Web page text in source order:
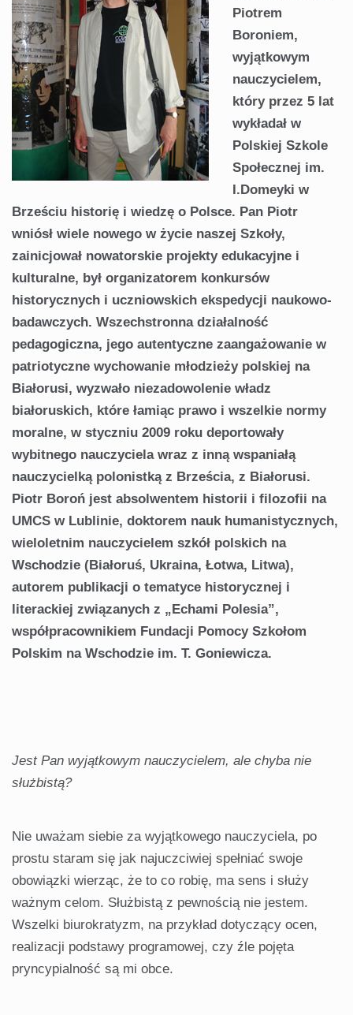
Piotrem
Boroniem,
wyjątkowym
nauczycielem,
który przez 5 lat
wykładał w
Polskiej Szkole
Społecznej im.
I.Domeyki w
Brześciu historię i wiedzę o Polsce. Pan Piotr
wniósł wiele nowego w życie naszej Szkoły,
zainicjował nowatorskie projekty edukacyjne i
kulturalne, był organizatorem konkursów
historycznych i uczniowskich ekspedycji naukowo-
badawczych. Wszechstronna działalność
pedagogiczna, jego autentyczne zaangażowanie w
patriotyczne wychowanie młodzieży polskiej na
Białorusi, wyzwało niezadowolenie władz
białoruskich, które łamiąc prawo i wszelkie normy
moralne, w styczniu 2009 roku deportowały
wybitnego nauczyciela wraz z inną wspaniałą
nauczycielką polonistką z Brześcia, z Białorusi.
Piotr Boroń jest absolwentem historii i filozofii na
UMCS w Lublinie, doktorem nauk humanistycznych,
wieloletnim nauczycielem szkół polskich na
Wschodzie (Białoruś, Ukraina, Łotwa, Litwa),
autorem publikacji o tematyce historycznej i
literackiej związanych z „Echami Polesia”,
współpracownikiem Fundacji Pomocy Szkołom
Polskim na Wschodzie im. T. Goniewicza.
Jest Pan wyjątkowym nauczycielem, ale chyba nie
służbistą?
Nie uważam siebie za wyjątkowego nauczyciela, po
prostu staram się jak najuczciwiej spełniać swoje
obowiązki wierząc, że to co robię, ma sens i służy
ważnym celom. Służbistą z pewnością nie jestem.
Wszelki biurokratyzm, na przykład dotyczący ocen,
realizacji podstawy programowej, czy źle pojęta
pryncypialność są mi obce.